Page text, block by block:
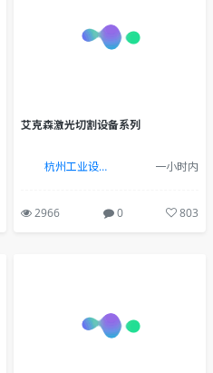
艾克森激光切割设备系列
杭州工业设计-杭木设计 一小时内
2966 0 803